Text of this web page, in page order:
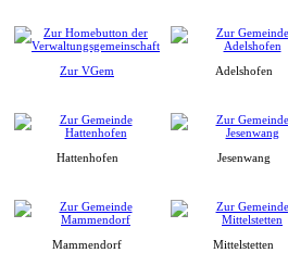
Zur VGem Adelshofen
Hattenhofen Jesenwang
Mammendorf Mittelstetten